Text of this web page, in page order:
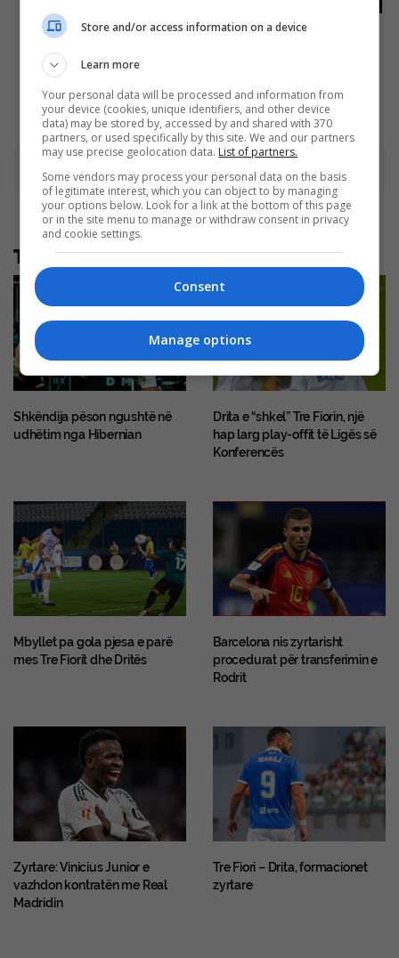
Too Hot For TV? These
Të tjera nga rubrika
Shkëndija pëson ngushtë në
udhëtim nga Hibernian
Drita e “shkel” Tre Fiorin, një
hap larg play-offit të Ligës së
Konferencës
Mbyllet pa gola pjesa e parë
mes Tre Fiorit dhe Dritës
Barcelona nis zyrtarisht
procedurat për transferimin e
Rodrit
Zyrtare: Vinicius Junior e
vazhdon kontratën me Real
Madridin
Tre Fiori – Drita, formacionet
zyrtare
Store and/or access information on a device
Learn more
Your personal data will be processed and information from
your device (cookies, unique identifiers, and other device
data) may be stored by, accessed by and shared with 370
partners, or used specifically by this site. We and our partners
may use precise geolocation data. List of partners.
Some vendors may process your personal data on the basis
of legitimate interest, which you can object to by managing
your options below. Look for a link at the bottom of this page
or in the site menu to manage or withdraw consent in privacy
and cookie settings.
Consent
Manage options